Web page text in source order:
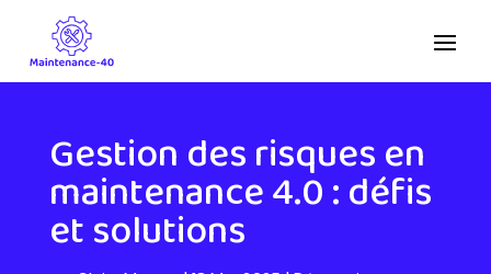
Gestion des risques en
maintenance 4.0 : défis
et solutions